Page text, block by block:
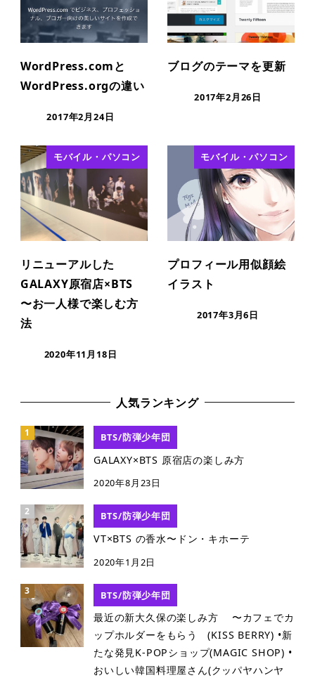
WordPress.comと
WordPress.orgの違い
2017年2月24日
ブログのテーマを更新
2017年2月26日
モバイル・パソコン
リニューアルした
GALAXY原宿店×BTS
〜お一人様で楽しむ方
法
2020年11月18日
モバイル・パソコン
プロフィール用似顔絵
イラスト
2017年3月6日
人気ランキング
BTS/防弾少年団
GALAXY×BTS 原宿店の楽しみ方
2020年8月23日
BTS/防弾少年団
VT×BTS の香水〜ドン・キホーテ
2020年1月2日
BTS/防弾少年団
最近の新大久保の楽しみ方 〜カフェでカ
ップホルダーをもらう (KISS BERRY) •新
たな発見K-POPショップ(MAGIC SHOP) •
おいしい韓国料理屋さん(クッパヤハンヤ